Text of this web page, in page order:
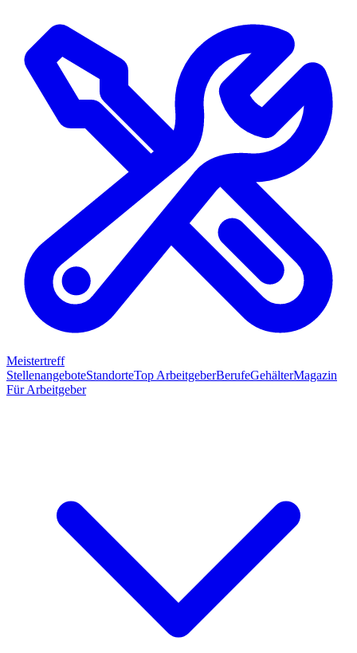
Meistertreff
StellenangeboteStandorteTop ArbeitgeberBerufeGehälterMagazin
Für Arbeitgeber